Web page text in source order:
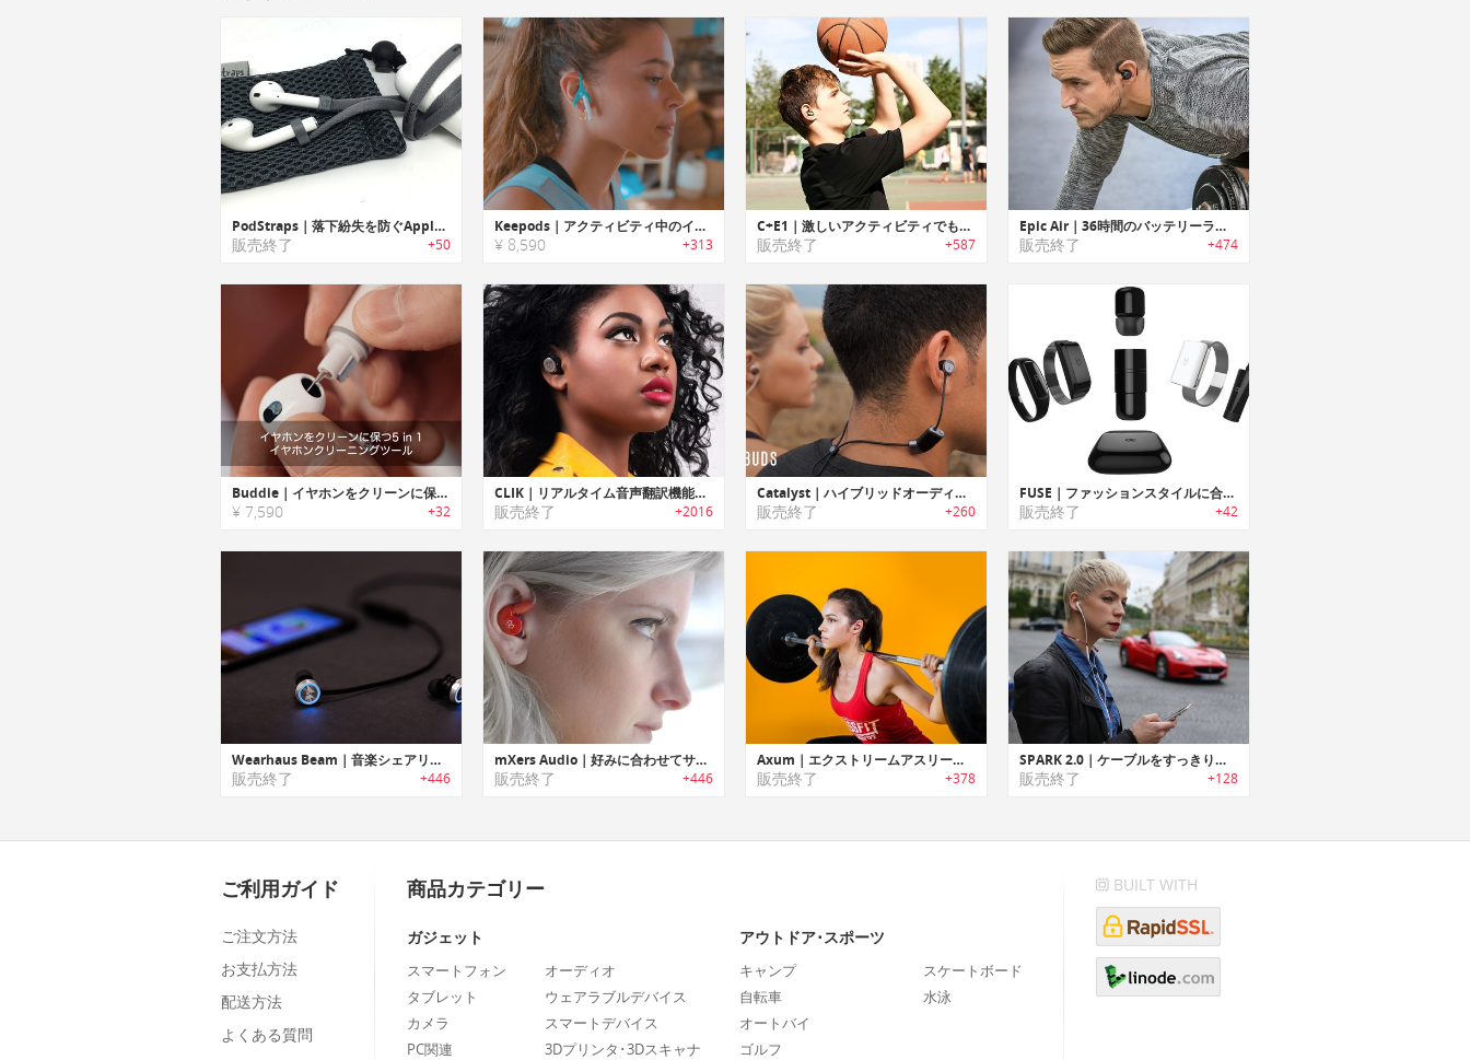
PodStraps｜落下紛失を防ぐApple AirPod用ストラップ「ポッドストラップ」
販売終了 +50
Keepods｜アクティビティ中のイヤホン落下を防ぐイヤーシリコンバンド「キーポッズ」
¥ 8,590 +313
C+E1｜激しいアクティビティでも落下しないワイヤレススポーツイヤホン「C+E1」
販売終了 +587
Epic Air｜36時間のバッテリーライフ、イヤーフックアンテナ搭載ワイヤレスイヤホン「エピックエア」
販売終了 +474
Buddie｜イヤホンをクリーンに保つ5 in 1イヤホンクリーニングツール「バディー」
¥ 7,590 +32
CLIK｜リアルタイム音声翻訳機能搭載ワイヤレスイヤホン「クリック」
販売終了 +2016
Catalyst｜ハイブリッドオーディオシステム搭載防水ワイヤレスイヤホン「カタリスト」
販売終了 +260
FUSE｜ファッションスタイルに合わせてカスタマイズ可能なワイヤレスイヤホン「ヒューズ」
販売終了 +42
Wearhaus Beam｜音楽シェアリング機能を満載したワイヤレスBluetoothイヤホン「ビーム」
販売終了 +446
mXers Audio｜好みに合わせてサウンド/スタイルをカスタマイズ可能なモジュールイヤホン「ミクサーズ」
販売終了 +446
Axum｜エクストリームアスリートの意見を元に開発されたワイヤレススポーツイヤホン「アクサム」
販売終了 +378
SPARK 2.0｜ケーブルをすっきり装着/収納するイヤホンアクセサリー「スパーク2.0」
販売終了 +128
ご利用ガイド
ご注文方法
お支払方法
配送方法
よくある質問
商品カテゴリー
ガジェット
スマートフォン
タブレット
カメラ
PC関連
オーディオ
ウェアラブルデバイス
スマートデバイス
3Dプリンタ･3Dスキャナ
アウトドア･スポーツ
キャンプ
自転車
オートバイ
ゴルフ
スケートボード
水泳
BUILT WITH